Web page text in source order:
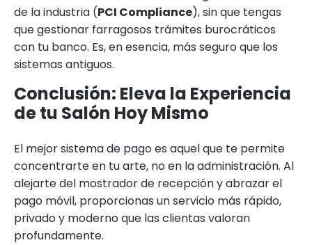
de la industria (PCI Compliance), sin que tengas
que gestionar farragosos trámites burocráticos
con tu banco. Es, en esencia, más seguro que los
sistemas antiguos.
Conclusión: Eleva la Experiencia
de tu Salón Hoy Mismo
El mejor sistema de pago es aquel que te permite
concentrarte en tu arte, no en la administración. Al
alejarte del mostrador de recepción y abrazar el
pago móvil, proporcionas un servicio más rápido,
privado y moderno que las clientas valoran
profundamente.